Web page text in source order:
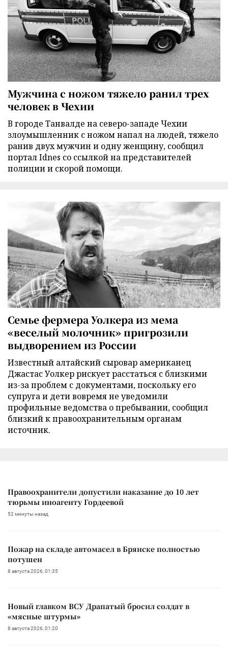
Мужчина с ножом тяжело ранил трех
человек в Чехии
В городе Танвалде на северо-западе Чехии
злоумышленник с ножом напал на людей, тяжело
ранив двух мужчин и одну женщину, сообщил
портал Idnes со ссылкой на представителей
полиции и скорой помощи.
Семье фермера Уолкера из мема
«веселый молочник» пригрозили
выдворением из России
Известный алтайский сыровар американец
Джастас Уолкер рискует расстаться с близкими
из-за проблем с документами, поскольку его
супруга и дети вовремя не уведомили
профильные ведомства о пребывании, сообщил
близкий к правоохранительным органам
источник.
Правоохранители допустили наказание до 10 лет
тюрьмы иноагенту Гордеевой
52 минуты назад
Пожар на складе автомасел в Брянске полностью
потушен
8 августа 2026, 01:35
Новый главком ВСУ Драпатый бросил солдат в
«мясные штурмы»
8 августа 2026, 01:20